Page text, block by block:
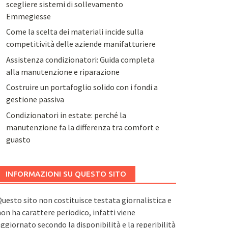
scegliere sistemi di sollevamento
Emmegiesse
Come la scelta dei materiali incide sulla
competitività delle aziende manifatturiere
Assistenza condizionatori: Guida completa
alla manutenzione e riparazione
Costruire un portafoglio solido con i fondi a
gestione passiva
Condizionatori in estate: perché la
manutenzione fa la differenza tra comfort e
guasto
INFORMAZIONI SU QUESTO SITO
sito non costituisce testata giornalistica e
ha carattere periodico, infatti viene
secondo la disponibilità e la reperibilità